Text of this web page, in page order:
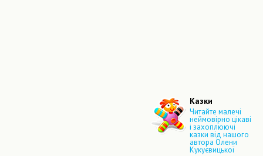
Казки
Читайте малечі
неймовірно цікаві
і захоплюючі
казки від нашого
автора Олени
Кукуєвицької